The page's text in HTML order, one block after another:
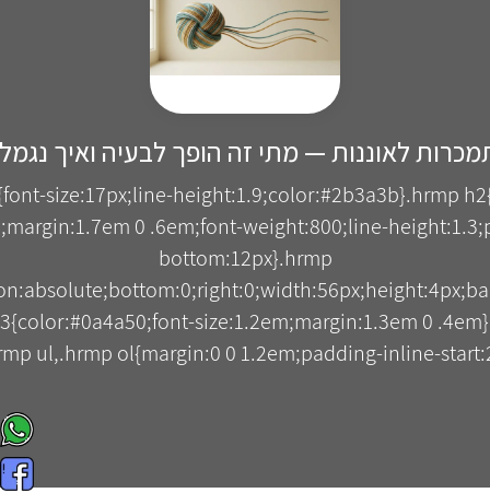
לאוננות — מתי זה הופך לבעיה ואיך
size:17px;line-height:1.9;color:#2b3a3b}.hrmp
0 .6em;font-weight:800;line-
bottom:12px}.hrmp
size:1.2em;margin:1.3em 0
ul,.hrmp ol{margin:0 0 1.2em;padding-inline-